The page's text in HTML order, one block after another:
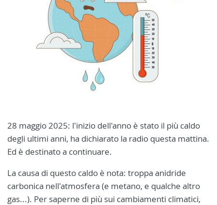
28 maggio 2025: l'inizio dell'anno è stato il più caldo
degli ultimi anni, ha dichiarato la radio questa mattina.
Ed è destinato a continuare.
La causa di questo caldo è nota: troppa anidride
carbonica nell'atmosfera (e metano, e qualche altro
gas...). Per saperne di più sui cambiamenti climatici,